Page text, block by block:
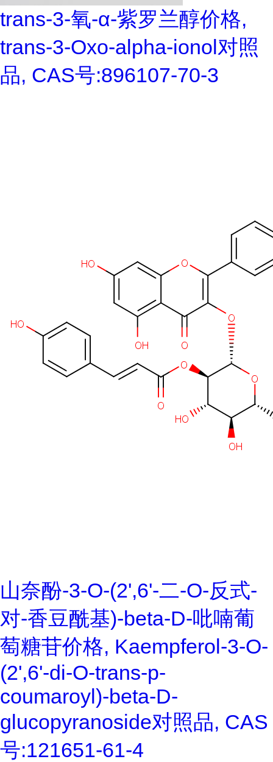
trans-3-氧-α-紫罗兰醇价格,
trans-3-Oxo-alpha-ionol对照
品, CAS号:896107-70-3
山奈酚-3-O-(2',6'-二-O-反式-
对-香豆酰基)-beta-D-吡喃葡
萄糖苷价格, Kaempferol-3-O-
(2',6'-di-O-trans-p-
coumaroyl)-beta-D-
glucopyranoside对照品, CAS
号:121651-61-4